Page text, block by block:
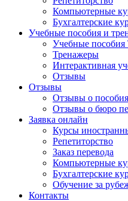
Компьютерные
Бухгалтерские
Учебные пособия и
Учебные пособия
Тренажеры
Интерактивная
Отзывы
Отзывы
Отзывы о
Отзывы о бюро
Заявка онлайн
Курсы
Репетиторство
Заказ перевода
Компьютерные
Бухгалтерские
Обучение за
Контакты